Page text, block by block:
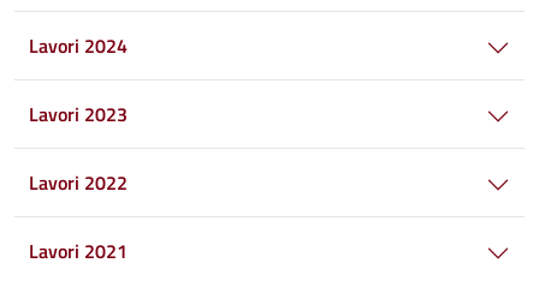
Lavori 2024
Lavori 2023
Lavori 2022
Lavori 2021